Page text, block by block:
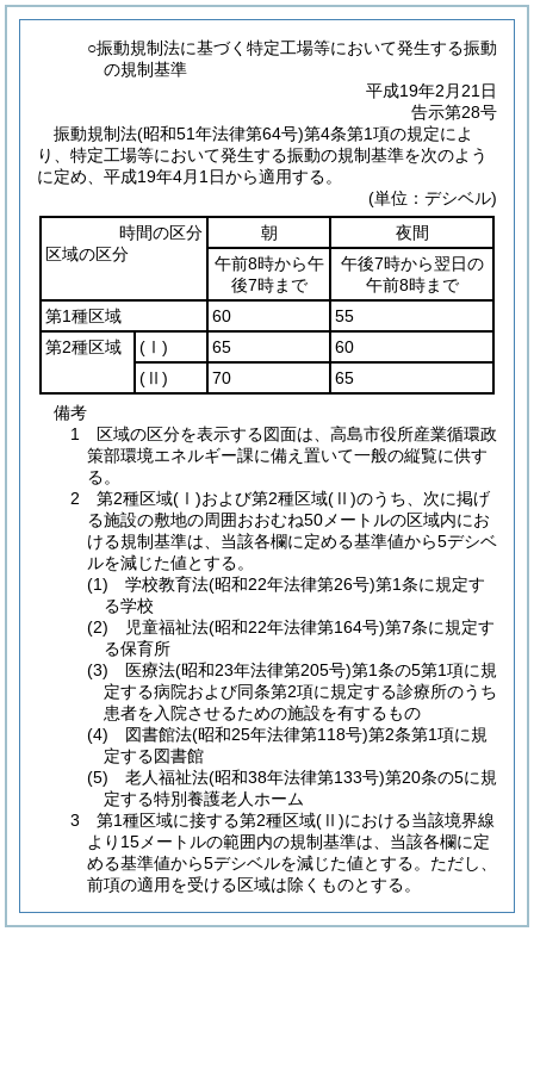
○振動規制法に基づく特定工場等において発生する振動
の規制基準
平成19年2月21日
告示第28号
振動規制法(昭和51年法律第64号)第4条第1項の規定によ
り、特定工場等において発生する振動の規制基準を次のよう
に定め、平成19年4月1日から適用する。
(単位：デシベル)
時間の区分
区域の区分
朝
夜間
午前8時から午
後7時まで
午後7時から翌日の
午前8時まで
第1種区域
60
55
第2種区域
(Ⅰ) 65
60
(Ⅱ)
70
65
備考
1 区域の区分を表示する図面は、高島市役所産業循環政
策部環境エネルギー課に備え置いて一般の縦覧に供す
る。
2 第2種区域(Ⅰ)および第2種区域(Ⅱ)のうち、次に掲げ
る施設の敷地の周囲おおむね50メートルの区域内にお
ける規制基準は、当該各欄に定める基準値から5デシベ
ルを減じた値とする。
(1) 学校教育法(昭和22年法律第26号)第1条に規定す
る学校
(2) 児童福祉法(昭和22年法律第164号)第7条に規定す
る保育所
(3) 医療法(昭和23年法律第205号)第1条の5第1項に規
定する病院および同条第2項に規定する診療所のうち
患者を入院させるための施設を有するもの
(4) 図書館法(昭和25年法律第118号)第2条第1項に規
定する図書館
(5) 老人福祉法(昭和38年法律第133号)第20条の5に規
定する特別養護老人ホーム
3 第1種区域に接する第2種区域(Ⅱ)における当該境界線
より15メートルの範囲内の規制基準は、当該各欄に定
める基準値から5デシベルを減じた値とする。ただし、
前項の適用を受ける区域は除くものとする。